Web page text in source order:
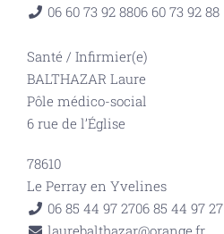
06 60 73 92 8806 60 73 92 88
Santé / Infirmier(e)
BALTHAZAR Laure
Pôle médico-social
6 rue de l’Église
78610
Le Perray en Yvelines
06 85 44 97 2706 85 44 97 27
laurebalthazar@orange.fr